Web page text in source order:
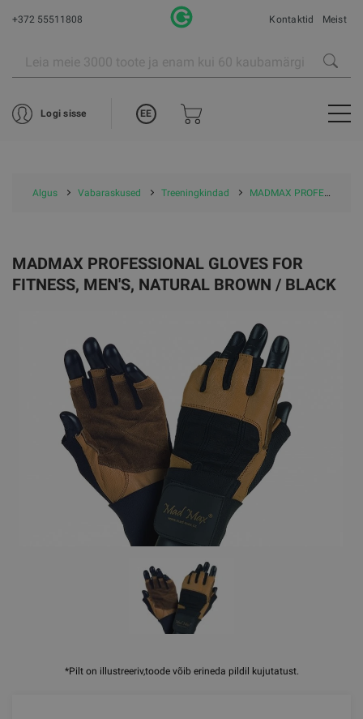
+372 55511808 Kontaktid Meist
Logi sisse EE
Algus Vabaraskused Treeningkindad MADMAX PROFESSIONAL Gloves for fitness, Men's, Natural brown / black
*Pilt on illustreeriv,toode võib erineda pildil kujutatust.
MADMAX PROFESSIONAL GLOVES FOR
FITNESS, MEN'S, NATURAL BROWN / BLACK